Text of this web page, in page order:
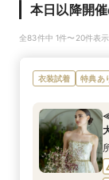
本日以降開
全83件中 1件〜20件表示
衣装試着 特典あ